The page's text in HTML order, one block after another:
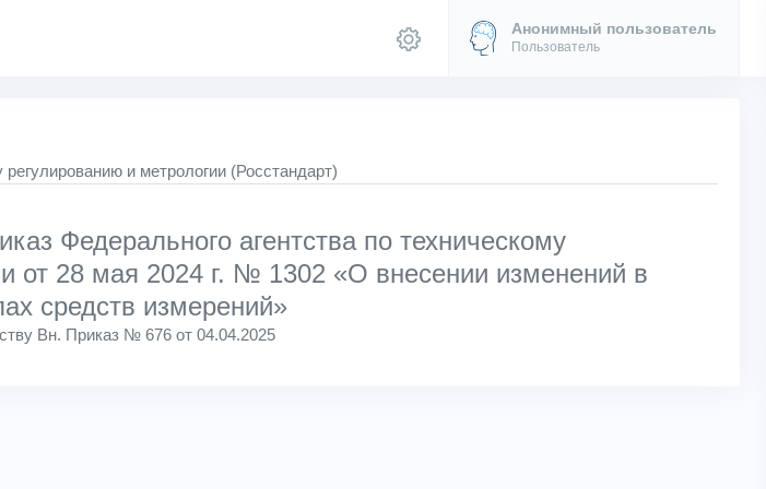
Анонимный пользователь
Пользователь
и метрологии (Росстандарт)
Федерального агентства по техническому
от 28 мая 2024 г. № 1302 «О внесении изменений в
средств измерений»
Вн. Приказ № 676 от 04.04.2025